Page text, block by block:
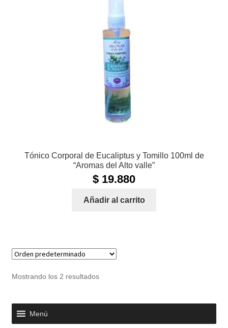
Tónico Corporal de Eucaliptus y Tomillo 100ml de
“Aromas del Alto valle”
$ 19.880
Añadir al carrito
Mostrando los 2 resultados
Menú